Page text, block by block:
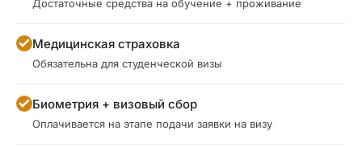
Достаточные средства на обучение + проживание
Медицинская страховка
Обязательна для студенческой визы
Биометрия + визовый сбор
Оплачивается на этапе подачи заявки на визу